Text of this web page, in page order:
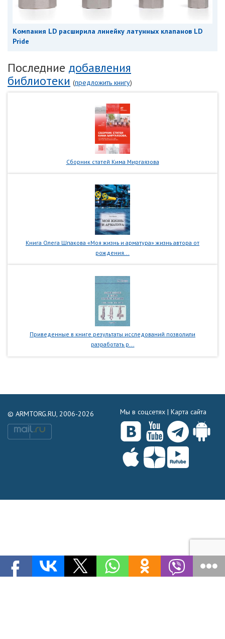
Компания LD расширила линейку латунных клапанов LD
Pride
Последние добавления
библиотеки (предложить книгу)
Сборник статей Кима Миргаязова
Книга Олега Шпакова «Моя жизнь и арматура» жизнь автора от
рождения...
Приведенные в книге результаты исследований позволили
разработать р...
© ARMTORG.RU, 2006-2026 Мы в соцсетях | Карта сайта